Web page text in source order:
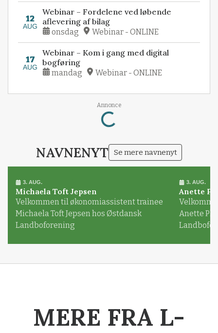
12
AUG
Webinar – Fordelene ved løbende
aflevering af bilag
onsdag Webinar - ONLINE
17
AUG
Webinar – Kom i gang med digital
bogføring
mandag Webinar - ONLINE
Annonce
Loading...
NAVNENYT Se mere navnenyt
3. AUG.
Michaela Toft Jepsen
Velkommen til økonomiassistent trainee
Michaela Toft Jepsen hos Østdansk
Landboforening
3. AUG.
Anette
Anette
MERE FRA L-